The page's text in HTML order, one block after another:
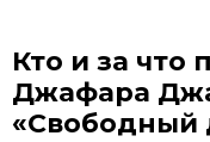
Кто и за что
Джафара
«Свободный